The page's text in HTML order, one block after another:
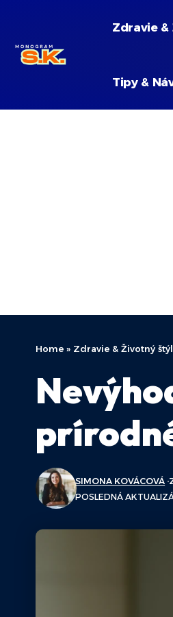
Zdravie
Tipy &
Home » Zdravie & Životný štýl
POSLEDNÁ
SIMONA KOVÁCOVÁ